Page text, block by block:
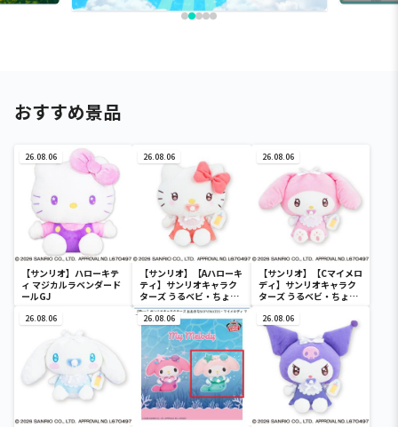
おすすめ景品
26.08.06
【サンリオ】ハローキテ
ィ マジカルラベンダード
ールGJ
26.08.06
【サンリオ】【Aハローキ
ティ】サンリオキャラク
ターズ うるベビ・ちょい
デカドール
26.08.06
【サンリオ】【Cマイメロ
ディ】サンリオキャラク
ターズ うるベビ・ちょい
26.08.06 26.08.06 26.08.06